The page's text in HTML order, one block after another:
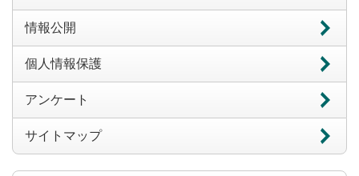
情報公開
個人情報保護
アンケート
サイトマップ